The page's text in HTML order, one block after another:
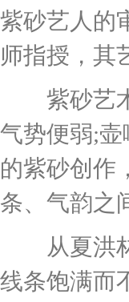
紫砂艺人的
师指授，其
紫砂艺术
气势便弱;
的紫砂创作
条、气韵之
从夏洪林
线条饱满而